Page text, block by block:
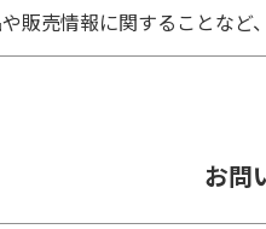
販売情報に関することなど
お問